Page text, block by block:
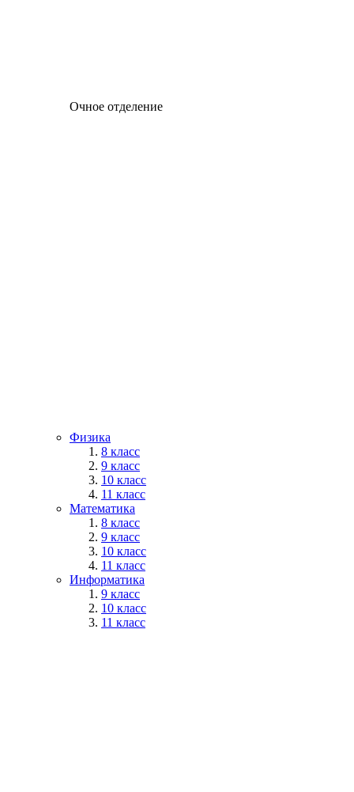
Очное отделение
Физика
8 класс
9 класс
10 класс
11 класс
Математика
8 класс
9 класс
10 класс
11 класс
Информатика
9 класс
10 класс
11 класс